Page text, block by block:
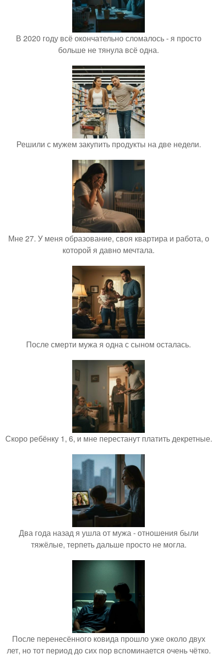
В 2020 году всё окончательно сломалось - я просто
больше не тянула всё одна.
Решили с мужем закупить продукты на две недели.
Мне 27. У меня образование, своя квартира и работа, о
которой я давно мечтала.
После смерти мужа я одна с сыном осталась.
Скоро ребёнку 1, 6, и мне перестанут платить декретные.
Два года назад я ушла от мужа - отношения были
тяжёлые, терпеть дальше просто не могла.
После перенесённого ковида прошло уже около двух
лет, но тот период до сих пор вспоминается очень чётко.